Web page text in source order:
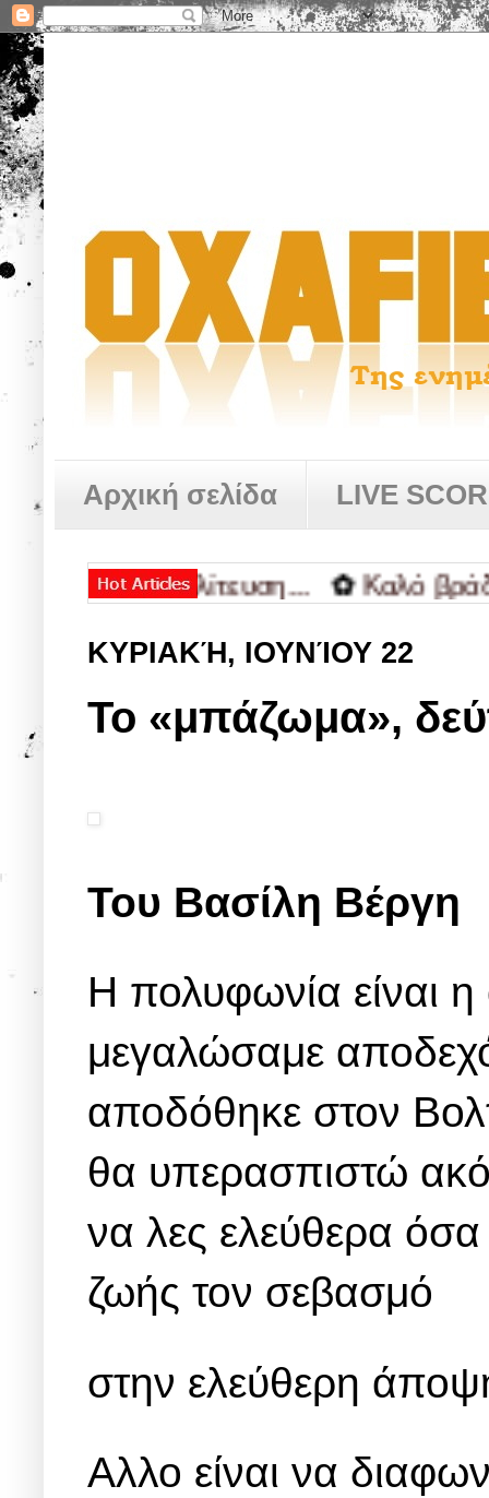
Αρχική σελίδα LIVE
αντιπολίτευση... ✿ Καλό βράδυ. ✿
ΚΥΡΙΑΚΉ, ΙΟΥΝΊΟΥ 22
To «μπάζωμα»,
Του Βασίλη Βέργη
Η πολυφωνία είναι
μεγαλώσαμε
αποδόθηκε στον
θα υπερασπιστώ
να λες ελεύθερα
ζωής τον σεβασμό
στην ελεύθερη
Αλλο είναι να